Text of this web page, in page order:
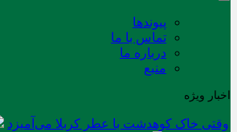
پیوندها
تماس با ما
درباره ما
منبع
اخبار ویژه
وقتی خاک کوهدشت با عطر کربلا می‌آمیزد